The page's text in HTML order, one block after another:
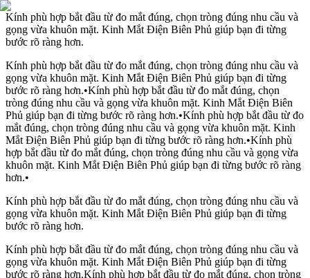
Kính phù hợp bắt đầu từ đo mắt đúng, chọn tròng đúng nhu cầu và
gọng vừa khuôn mặt. Kinh Mắt Điện Biên Phủ giúp bạn đi từng
bước rõ ràng hơn.
Kính phù hợp bắt đầu từ đo mắt đúng, chọn tròng đúng nhu cầu và
gọng vừa khuôn mặt. Kinh Mắt Điện Biên Phủ giúp bạn đi từng
bước rõ ràng hơn.•Kính phù hợp bắt đầu từ đo mắt đúng, chọn
tròng đúng nhu cầu và gọng vừa khuôn mặt. Kinh Mắt Điện Biên
Phủ giúp bạn đi từng bước rõ ràng hơn.•Kính phù hợp bắt đầu từ đo
mắt đúng, chọn tròng đúng nhu cầu và gọng vừa khuôn mặt. Kinh
Mắt Điện Biên Phủ giúp bạn đi từng bước rõ ràng hơn.•Kính phù
hợp bắt đầu từ đo mắt đúng, chọn tròng đúng nhu cầu và gọng vừa
khuôn mặt. Kinh Mắt Điện Biên Phủ giúp bạn đi từng bước rõ ràng
hơn.•
Kính phù hợp bắt đầu từ đo mắt đúng, chọn tròng đúng nhu cầu và
gọng vừa khuôn mặt. Kinh Mắt Điện Biên Phủ giúp bạn đi từng
bước rõ ràng hơn.
Kính phù hợp bắt đầu từ đo mắt đúng, chọn tròng đúng nhu cầu và
gọng vừa khuôn mặt. Kinh Mắt Điện Biên Phủ giúp bạn đi từng
bước rõ ràng hơn.Kính phù hợp bắt đầu từ đo mắt đúng, chọn tròng